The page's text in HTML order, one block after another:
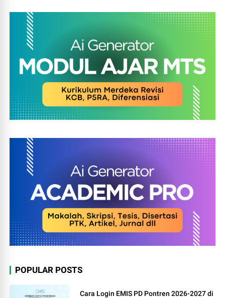
POPULAR POSTS
Cara Login EMIS PD Pontren 2026-2027 di